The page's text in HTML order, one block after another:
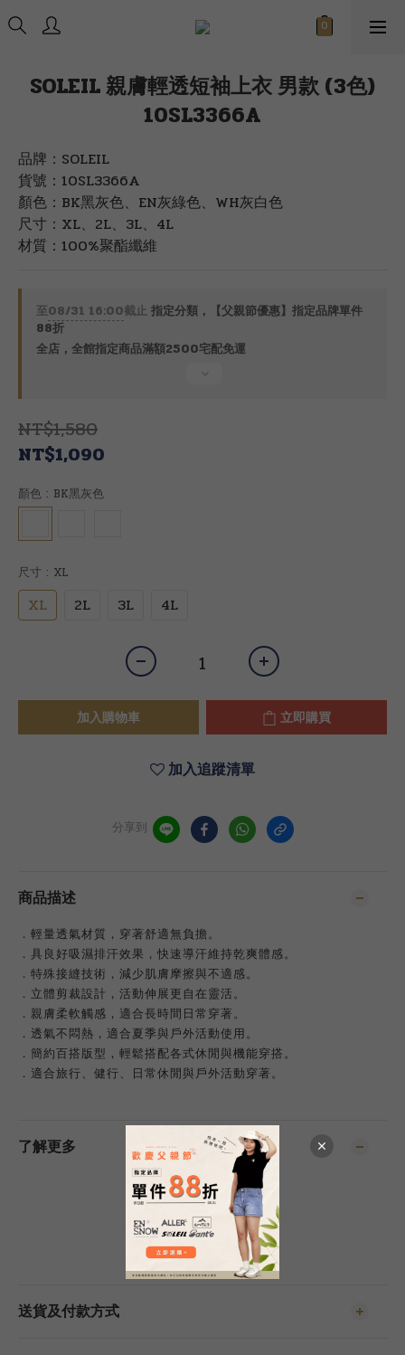
SOLEIL 親膚輕透短袖上衣 男款 (3色)
10SL3366A
品牌：SOLEIL
貨號：10SL3366A
顏色：BK黑灰色、EN灰綠色、WH灰白色
尺寸：XL、2L、3L、4L
材質：100%聚酯纖維
至08/31 16:00截止 指定分類，【父親節優惠】指定品牌單件
88折
全店，全館指定商品滿額2500宅配免運
NT$1,580
NT$1,090
顏色 : BK黑灰色
尺寸 : XL
XL 2L 3L 4L
加入購物車 立即購買
加入追蹤清單
分享到
商品描述
．輕量透氣材質，穿著舒適無負擔。
．具良好吸濕排汗效果，快速導汗維持乾爽體感。
．特殊接縫技術，減少肌膚摩擦與不適感。
．立體剪裁設計，活動伸展更自在靈活。
．親膚柔軟觸感，適合長時間日常穿著。
．透氣不悶熱，適合夏季與戶外活動使用。
．簡約百搭版型，輕鬆搭配各式休閒與機能穿搭。
．適合旅行、健行、日常休閒與戶外活動穿著。
了解更多
送貨及付款方式